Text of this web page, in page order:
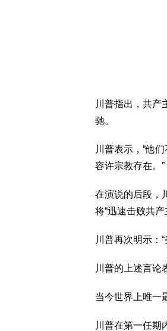
川普指出，共产
驰。
川普表示，“他
容许宗教存在。”
在演说的后段，
将“迅速击败共
川普再次明示：
川普的上述言论
当今世界上唯一
川普在第一任期